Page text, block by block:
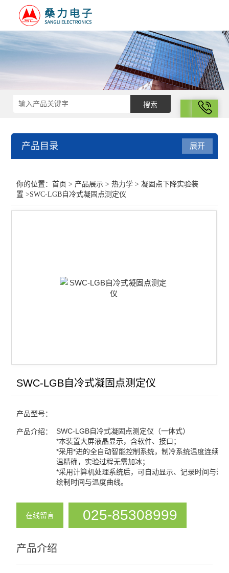
拨号
产品目录
差示扫描量热仪
双液系沸点测定仪
中和热实验装置
溶解热实验装置
饱和蒸气压实验装置
展开
你的位置：首页 > 产品展示 >热力学 >凝固点下降实验装
置 >SWC-LGB自冷式凝固点测定仪
SWC-LGB自冷式凝固点测定仪
产品型号：
产品介绍：
SWC-LGB自冷式凝固点测定仪（一体式）
*本装置大屏液晶显示，含软件、接口；
*采用*进的全自动智能控制系统，制冷系统温度连续可
温精确，实验过程无需加冰；
*采用计算机处理系统后，可自动显示、记录时间与温
绘制时间与温度曲线。
在线留言 025-85308999
产品介绍